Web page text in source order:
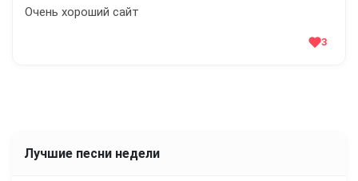
Очень хороший сайт
3
Лучшие песни недели